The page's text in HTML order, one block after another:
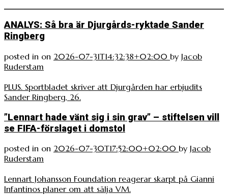
ANALYS: Så bra är Djurgårds-ryktade Sander
Ringberg
posted in on 2026-07-31T14:32:38+02:00 by Jacob
Ruderstam
PLUS. Sportbladet skriver att Djurgården har erbjudits
Sander Ringberg, 26.
”Lennart hade vänt sig i sin grav” – stiftelsen vill
se FIFA-förslaget i domstol
posted in on 2026-07-30T17:52:00+02:00 by Jacob
Ruderstam
Lennart Johansson Foundation reagerar skarpt på Gianni
Infantinos planer om att sälja VM.